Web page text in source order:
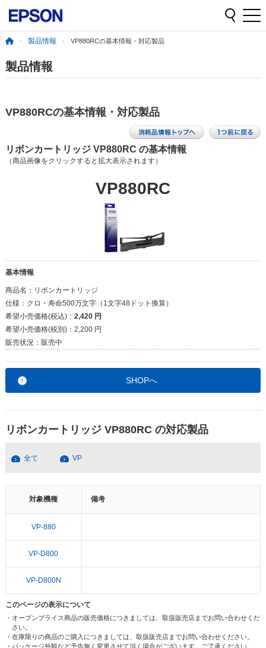
製品情報 VP880RCの基本情報・対応製品
製品情報
VP880RCの基本情報・対応製品
リボンカートリッジ VP880RC の基本情報
（商品画像をクリックすると拡大表示されます）
VP880RC
基本情報
商品名： リボンカートリッジ
仕様： クロ・寿命500万文字（1文字48ドット換算）
希望小売価格(税込)： 2,420 円
希望小売価格(税別)： 2,200 円
販売状況： 販売中
SHOPへ
リボンカートリッジ VP880RC の対応製品
全て VP
対象機種 備考
VP-880
VP-D800
VP-D800N
このページの表示について
・オープンプライス商品の販売価格につきましては、取扱販売店までお問い合わせくだ
さい。
・在庫限りの商品のご購入につきましては、取扱販売店までお問い合わせください。
・パッケージ外観など予告無く変更させて頂く場合がございます。ご了承ください。